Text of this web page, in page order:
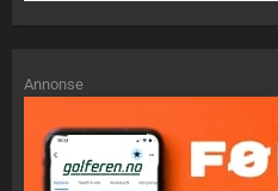
Annonse